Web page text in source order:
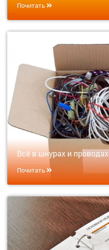
Почитать
Всё в шнурах и проводах
Почитать